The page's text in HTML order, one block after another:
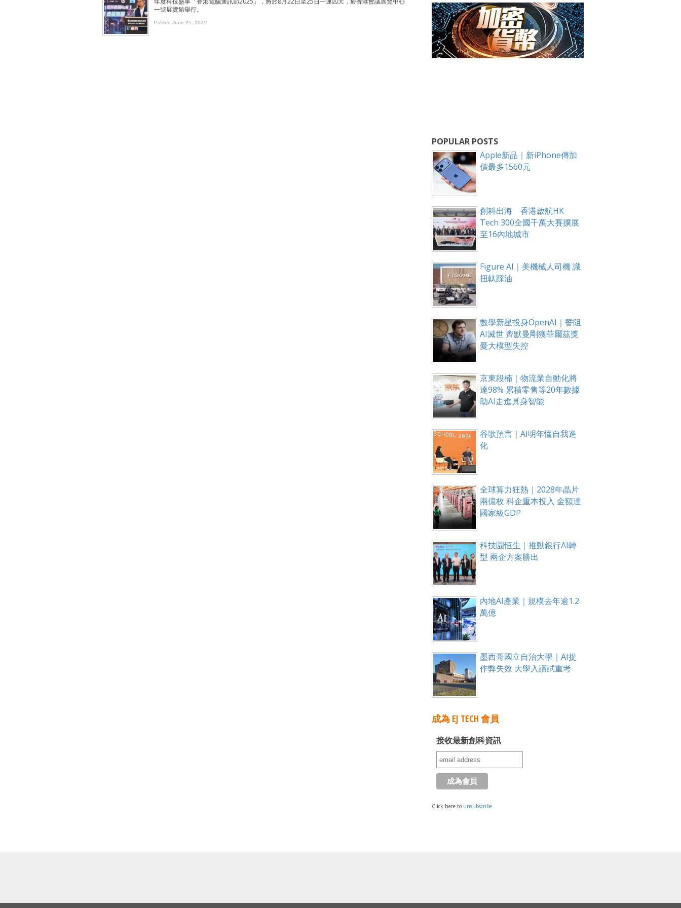
一號展覽館舉行。
Posted June 25, 2025
POPULAR POSTS
Apple新品｜新iPhone傳加
價最多1560元
創科出海 香港啟航HK
Tech 300全國千萬大賽擴展
至16內地城市
Figure AI｜美機械人司機 識
扭軚踩油
數學新星投身OpenAI｜誓阻
AI滅世 齊默曼剛獲菲爾茲獎
憂大模型失控
京東段楠｜物流業自動化將
達98% 累積零售等20年數據
助AI走進具身智能
谷歌預言｜AI明年懂自我進
化
全球算力狂熱｜2028年晶片
兩億枚 科企重本投入 金額達
國家級GDP
科技園恒生｜推動銀行AI轉
型 兩企方案勝出
內地AI產業｜規模去年逾1.2
萬億
墨西哥國立自治大學｜AI捉
作弊失效 大學入讀試重考
成為 EJ TECH 會員
接收最新創科資訊
Click here to unsubscribe